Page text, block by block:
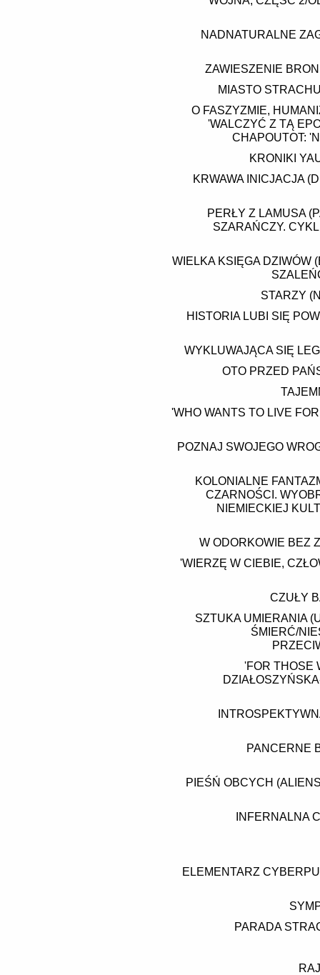
NADNATURALNE
ZAWIESZENIE
MIASTO
O FASZYZMIE,
'WALCZYĆ Z TĄ
CHAPOUTOT:
KRONIKI
KRWAWA INICJACJA
PERŁY Z LAMUSA
SZARAŃCZY.
WIELKA KSIĘGA DZIWÓW
STARZY
HISTORIA LUBI SIĘ
WYKLUWAJĄCA SIĘ
OTO PRZED
'WHO WANTS TO LIVE
POZNAJ SWOJEGO
KOLONIALNE
CZARNOŚCI.
NIEMIECKIEJ
W ODORKOWIE BEZ
'WIERZĘ W CIEBIE,
CZUŁY
SZTUKA UMIERANIA
ŚMIERĆ/
'FOR THOSE
PANCERNE
PIEŚŃ OBCYCH
INFERNALNA
ELEMENTARZ
PARADA